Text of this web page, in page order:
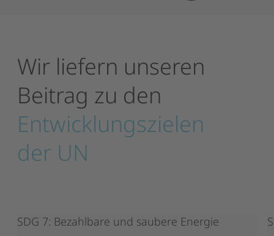
Wir liefern unseren
Beitrag zu den
Entwicklungszielen
der UN
SDG 7: Bezahlbare und saubere Energie